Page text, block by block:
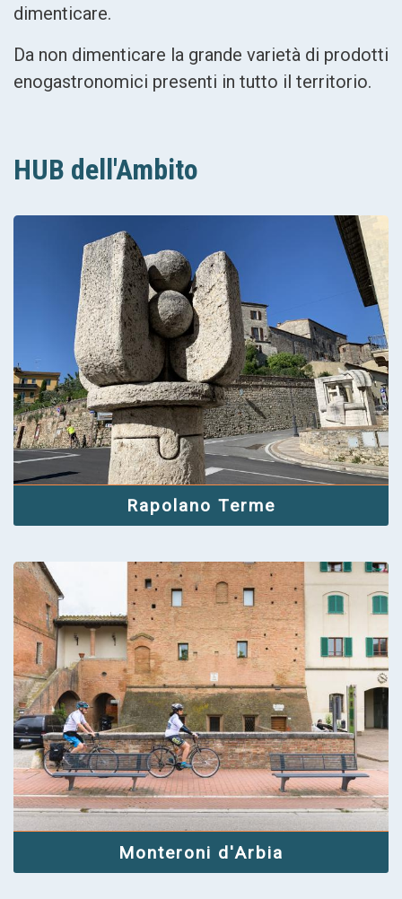
dimenticare.
Da non dimenticare la grande varietà di prodotti
enogastronomici presenti in tutto il territorio.
HUB dell'Ambito
Rapolano Terme
Monteroni d'Arbia